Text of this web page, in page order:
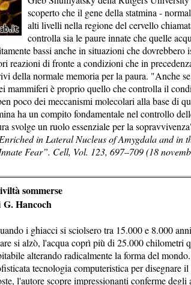
scoperto che il gene della statmina -
alti livelli nella regione del cervello
controlla sia le paure innate che quelle
bassi anche in situazioni che dovrebbero
reazioni di fronte a condizioni che in
della normale memoria per la paura. "Anche
mammiferi è proprio quello che controlla il
poco dei meccanismi molecolari alla base di
ha un compito fondamentale nel controllo
svolge un ruolo essenziale per la
in Lateral Nucleus of Amygdala and in
Fear”. Cell, Vol. 123, 697–709 (18
sommerse
G. Hancoch
i ghiacci si sciolsero tra 15.000 e 8.000
si alzò, l'acqua coprì più di 25.000 chilometri
alterando radicalmente la forma del
tecnologia computeristica per disegnare
l'autore scopre impressionanti conferme